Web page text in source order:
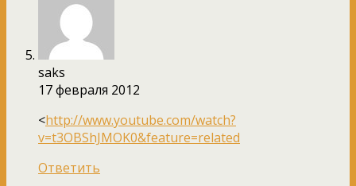
saks
17 февраля 2012
<http://www.youtube.com/watch?
v=t3OBShJMOK0&feature=related
Ответить